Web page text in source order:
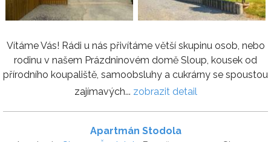
Vítáme Vás! Rádi u nás přivítáme větší skupinu osob, nebo
rodinu v našem Prázdninovém domě Sloup, kousek od
přírodního koupaliště, samoobsluhy a cukrárny se spoustou
zajímavých... zobrazit detail
Apartmán Stodola